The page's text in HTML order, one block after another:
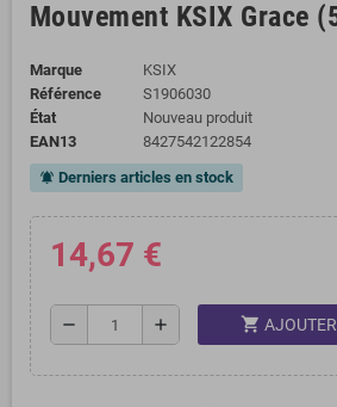
Mouvement KSIX Grace
Marque
KSIX
Référence
S1906030
État
Nouveau produit
EAN13
8427542122854
notifications_active Derniers articles en stock
14,67 €
remove add shopping_cart